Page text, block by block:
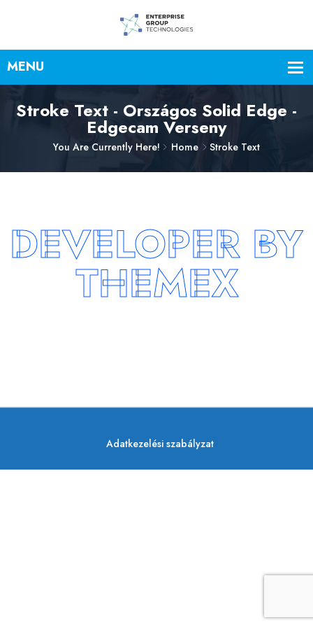
Stroke Text - Országos Solid Edge -
Edgecam Verseny
You Are Currently Here! Home Stroke Text
DEVELOPER BY
THEMEX
Adatkezelési szabályzat